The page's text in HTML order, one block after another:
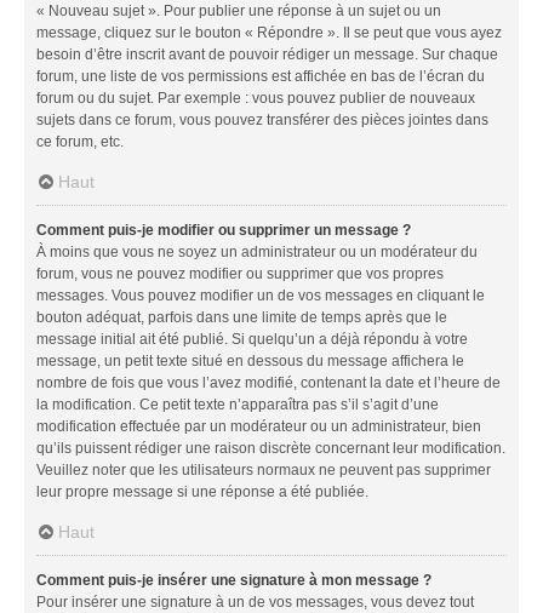
« Nouveau sujet ». Pour publier une réponse à un sujet ou un
message, cliquez sur le bouton « Répondre ». Il se peut que vous ayez
besoin d’être inscrit avant de pouvoir rédiger un message. Sur chaque
forum, une liste de vos permissions est affichée en bas de l’écran du
forum ou du sujet. Par exemple : vous pouvez publier de nouveaux
sujets dans ce forum, vous pouvez transférer des pièces jointes dans
ce forum, etc.
Haut
Comment puis-je modifier ou supprimer un message ?
À moins que vous ne soyez un administrateur ou un modérateur du
forum, vous ne pouvez modifier ou supprimer que vos propres
messages. Vous pouvez modifier un de vos messages en cliquant le
bouton adéquat, parfois dans une limite de temps après que le
message initial ait été publié. Si quelqu’un a déjà répondu à votre
message, un petit texte situé en dessous du message affichera le
nombre de fois que vous l’avez modifié, contenant la date et l’heure de
la modification. Ce petit texte n’apparaîtra pas s’il s’agit d’une
modification effectuée par un modérateur ou un administrateur, bien
qu’ils puissent rédiger une raison discrète concernant leur modification.
Veuillez noter que les utilisateurs normaux ne peuvent pas supprimer
leur propre message si une réponse a été publiée.
Haut
Comment puis-je insérer une signature à mon message ?
Pour insérer une signature à un de vos messages, vous devez tout